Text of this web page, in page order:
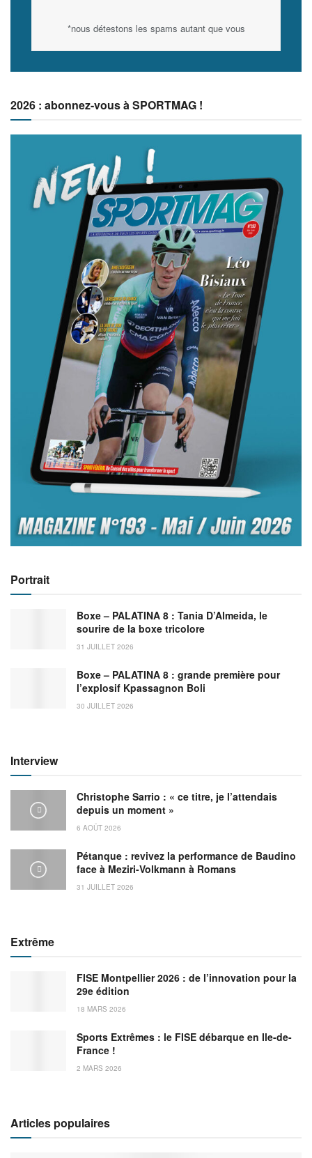
*nous détestons les spams autant que vous
2026 : abonnez-vous à SPORTMAG !
Portrait
Boxe – PALATINA 8 : Tania D’Almeida, le
sourire de la boxe tricolore
31 JUILLET 2026
Boxe – PALATINA 8 : grande première pour
l’explosif Kpassagnon Boli
30 JUILLET 2026
Interview
Christophe Sarrio : « ce titre, je l’attendais
depuis un moment »
6 AOÛT 2026
Pétanque : revivez la performance de Baudino
face à Meziri-Volkmann à Romans
31 JUILLET 2026
Extrême
FISE Montpellier 2026 : de l’innovation pour la
29e édition
18 MARS 2026
Sports Extrêmes : le FISE débarque en Ile-de-
France !
2 MARS 2026
Articles populaires